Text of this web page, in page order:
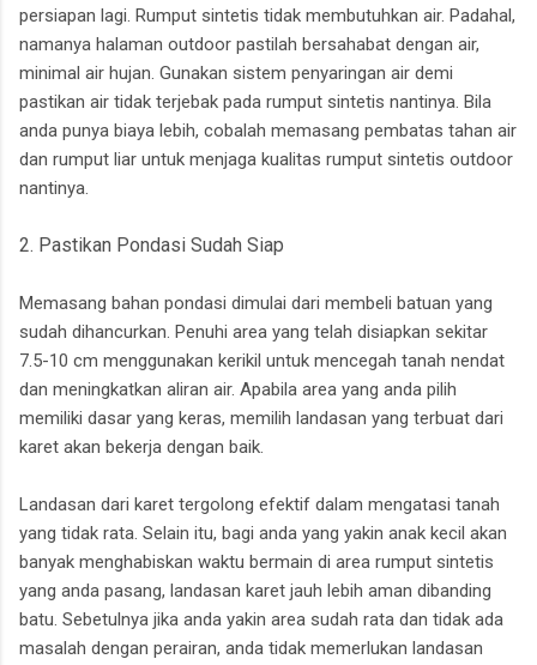
persiapan lagi. Rumput sintetis tidak membutuhkan air. Padahal,
namanya halaman outdoor pastilah bersahabat dengan air,
minimal air hujan. Gunakan sistem penyaringan air demi
pastikan air tidak terjebak pada rumput sintetis nantinya. Bila
anda punya biaya lebih, cobalah memasang pembatas tahan air
dan rumput liar untuk menjaga kualitas rumput sintetis outdoor
nantinya.
2. Pastikan Pondasi Sudah Siap
Memasang bahan pondasi dimulai dari membeli batuan yang
sudah dihancurkan. Penuhi area yang telah disiapkan sekitar
7.5-10 cm menggunakan kerikil untuk mencegah tanah nendat
dan meningkatkan aliran air. Apabila area yang anda pilih
memiliki dasar yang keras, memilih landasan yang terbuat dari
karet akan bekerja dengan baik.
Landasan dari karet tergolong efektif dalam mengatasi tanah
yang tidak rata. Selain itu, bagi anda yang yakin anak kecil akan
banyak menghabiskan waktu bermain di area rumput sintetis
yang anda pasang, landasan karet jauh lebih aman dibanding
batu. Sebetulnya jika anda yakin area sudah rata dan tidak ada
masalah dengan perairan, anda tidak memerlukan landasan